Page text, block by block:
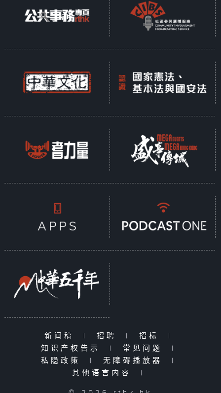
新闻稿 | 招聘 | 招标
|
知识产权告示
| 常见问题
|
私隐政策
| 无障碍播放器
|
其他语言内容
|